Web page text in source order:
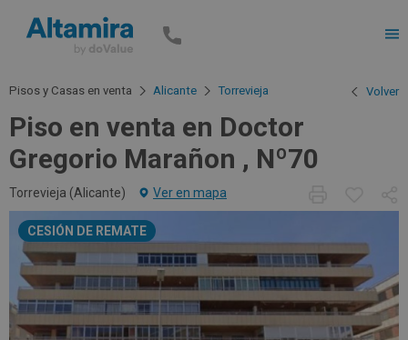
Pisos y Casas en venta Alicante Torrevieja Volver
Piso en venta en Doctor
Gregorio Marañon , Nº70
Torrevieja (Alicante) Ver en mapa
CESIÓN DE REMATE